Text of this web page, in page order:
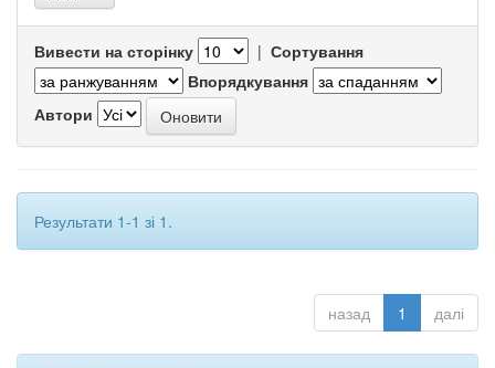
Вивести на сторінку | Сортування
Впорядкування
Автори
Результати 1-1 зі 1.
назад 1 далі